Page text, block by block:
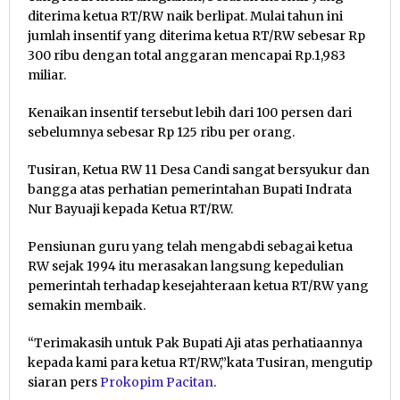
diterima ketua RT/RW naik berlipat. Mulai tahun ini
jumlah insentif yang diterima ketua RT/RW sebesar Rp
300 ribu dengan total anggaran mencapai Rp.1,983
miliar.
Kenaikan insentif tersebut lebih dari 100 persen dari
sebelumnya sebesar Rp 125 ribu per orang.
Tusiran, Ketua RW 11 Desa Candi sangat bersyukur dan
bangga atas perhatian pemerintahan Bupati Indrata
Nur Bayuaji kepada Ketua RT/RW.
Pensiunan guru yang telah mengabdi sebagai ketua
RW sejak 1994 itu merasakan langsung kepedulian
pemerintah terhadap kesejahteraan ketua RT/RW yang
semakin membaik.
“Terimakasih untuk Pak Bupati Aji atas perhatiaannya
kepada kami para ketua RT/RW,”kata Tusiran, mengutip
siaran persProkopim Pacitan.